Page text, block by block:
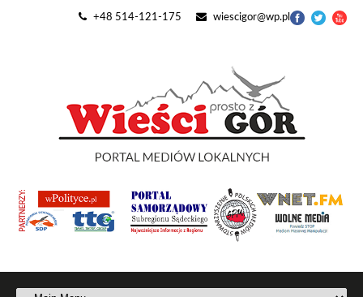
+48 514-121-175 wiescigor@wp.pl